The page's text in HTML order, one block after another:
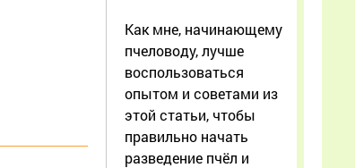
Как мне, начинающему
пчеловоду, лучше
воспользоваться
опытом и советами из
этой статьи, чтобы
правильно начать
разведение пчёл и